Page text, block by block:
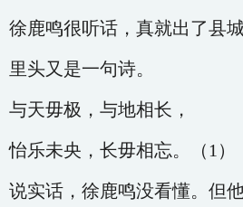
徐鹿鸣很听话，真就出了县城
里头又是一句诗。
与天毋极，与地相长，
怡乐未央，长毋相忘。（1）
说实话，徐鹿鸣没看懂。但